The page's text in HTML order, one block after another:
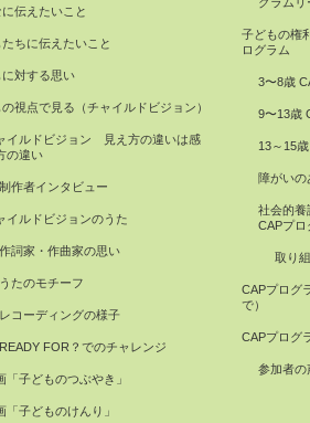
伝えたいこと
ちに伝えたいこと
対する思い
視点で見る（チャイルドビジョン）
イルドビジョン 見え方の違いは感
の違い
制作者インタビュー
イルドビジョンのうた
作詞家・作曲家の思い
うたのモチーフ
レコーディングの様子
READY FOR？でのチャレンジ
「子どものつぶやき」
「子どものけんり」
子どもの権
ログラム
3〜8歳
9〜13歳
13～15
障がいの
社会的養
CAPプロ
取り
CAPプログ
で）
CAPプログ
参加者の